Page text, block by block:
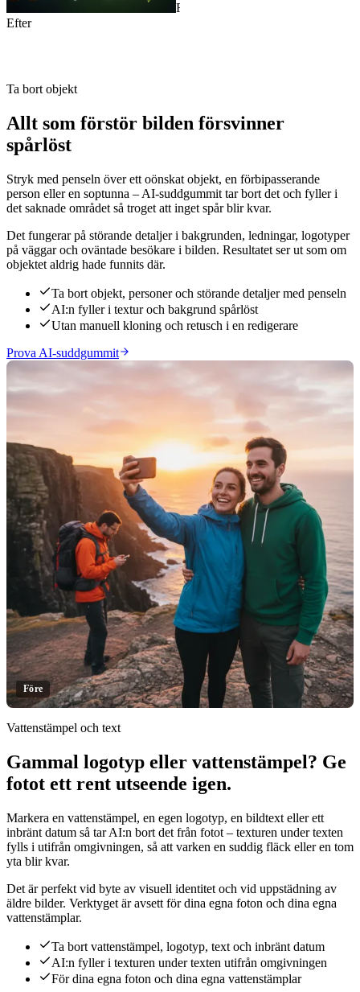
Före
Efter
Ta bort objekt
Allt som förstör bilden försvinner
spårlöst
Stryk med penseln över ett oönskat objekt, en förbipasserande
person eller en soptunna – AI-suddgummit tar bort det och fyller i
det saknade området så troget att inget spår blir kvar.
Det fungerar på störande detaljer i bakgrunden, ledningar, logotyper
på väggar och oväntade besökare i bilden. Resultatet ser ut som om
objektet aldrig hade funnits där.
Ta bort objekt, personer och störande detaljer med penseln
AI:n fyller i textur och bakgrund spårlöst
Utan manuell kloning och retusch i en redigerare
Prova AI-suddgummit
Klicka för att avslöja
Före
Vattenstämpel och text
Gammal logotyp eller vattenstämpel? Ge
fotot ett rent utseende igen.
Markera en vattenstämpel, en egen logotyp, en bildtext eller ett
inbränt datum så tar AI:n bort det från fotot – texturen under texten
fylls i utifrån omgivningen, så att varken en suddig fläck eller en tom
yta blir kvar.
Det är perfekt vid byte av visuell identitet och vid uppstädning av
äldre bilder. Verktyget är avsett för dina egna foton och dina egna
vattenstämplar.
Ta bort vattenstämpel, logotyp, text och inbränt datum
AI:n fyller i texturen under texten utifrån omgivningen
För dina egna foton och dina egna vattenstämplar